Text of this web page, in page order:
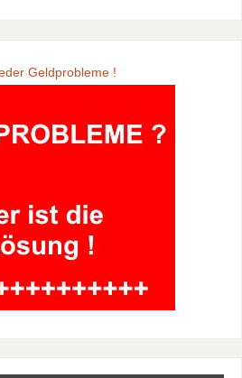
Geldprobleme !